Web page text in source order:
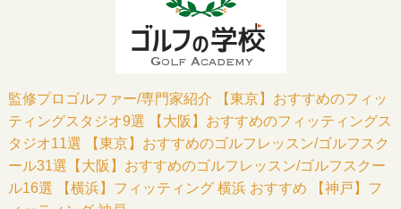
監修プロゴルファー/専門家紹介
【東京】おすすめのフィッ
ティングスタジオ9選
【大阪】おすすめのフィッティングス
タジオ11選
【東京】おすすめのゴルフレッスン/ゴルフスク
ール31選 【大阪】おすすめのゴルフレッスン/ゴルフスクー
ル16選
【横浜】フィッティング 横浜 おすすめ
【神戸】フ